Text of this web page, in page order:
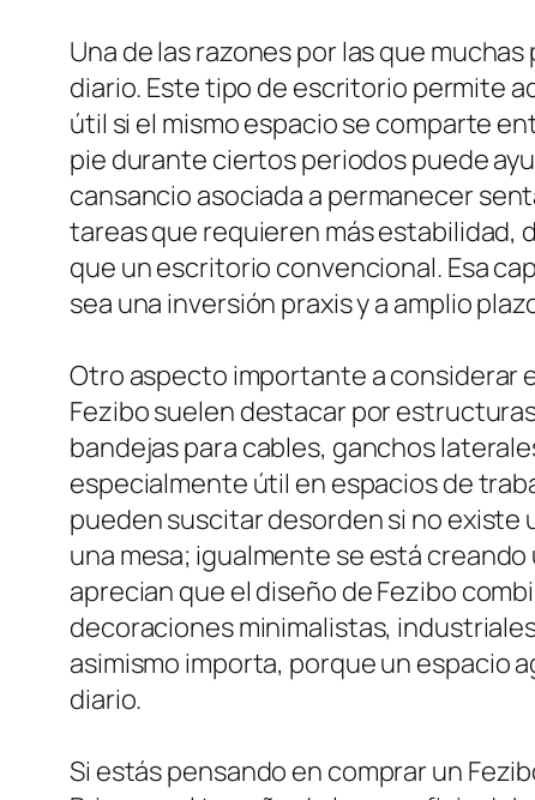
Una de las razones por las que
diario. Este tipo de escritorio permite
útil si el mismo espacio se comparte
pie durante ciertos periodos puede
cansancio asociada a permanecer
tareas que requieren más estabilidad,
que un escritorio convencional. Esa
sea una inversión praxis y a amplio
Otro aspecto importante a considerar
Fezibo suelen destacar por
bandejas para cables, ganchos
especialmente útil en espacios de
pueden suscitar desorden si no existe
una mesa; igualmente se está
aprecian que el diseño de Fezibo
decoraciones minimalistas,
asimismo importa, porque un espacio
diario.
Si estás pensando en comprar un